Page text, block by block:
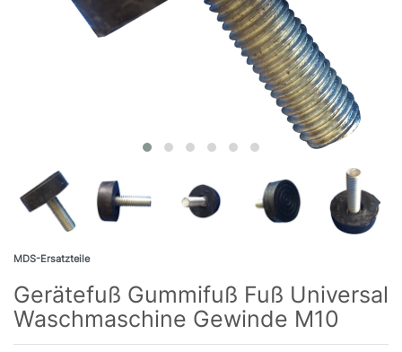
MDS-Ersatzteile
Gerätefuß Gummifuß Fuß Universal
Waschmaschine Gewinde M10